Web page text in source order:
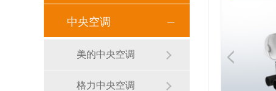
中央空调
美的中央空调
格力中央空调